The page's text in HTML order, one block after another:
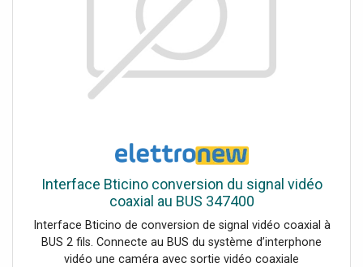
sécurité et messages d'avertissement: L'appareil est
uniquement destiné à une utilisation en intérieur.
Protégez-le contre les gouttes d'eau et les projections
d'eau, une humidité élevée et la chaleur (plage de
température ambiante admissible: 0 - 40 °C).Si l'appareil
doit être mis hors service de manière définitive, apportez-
de fréquences: 470-960 MHz, Angle d'ouverture: 100°,
Actif/passif: actif/passif, Gain d'antenne: ≥ 10 dB,
Alimentation électrique: 12 V CC/65 mA, alimentation à
distance (alimentation électrique externe) , Niveau
d'impédance: 50 Ω, Assistance: 9 mm (⅜") ou 16 mm (⅝"),
Dimensions: 360 x 350 x 36,6 mm (épaisseur de tôle de 1,7
mm) , Poids: 400 g, Connexion: prise BNC
Interface Bticino conversion du signal vidéo
coaxial au BUS 347400
Interface Bticino de conversion de signal vidéo coaxial à
BUS 2 fils. Connecte au BUS du système d’interphone
vidéo une caméra avec sortie vidéo coaxiale